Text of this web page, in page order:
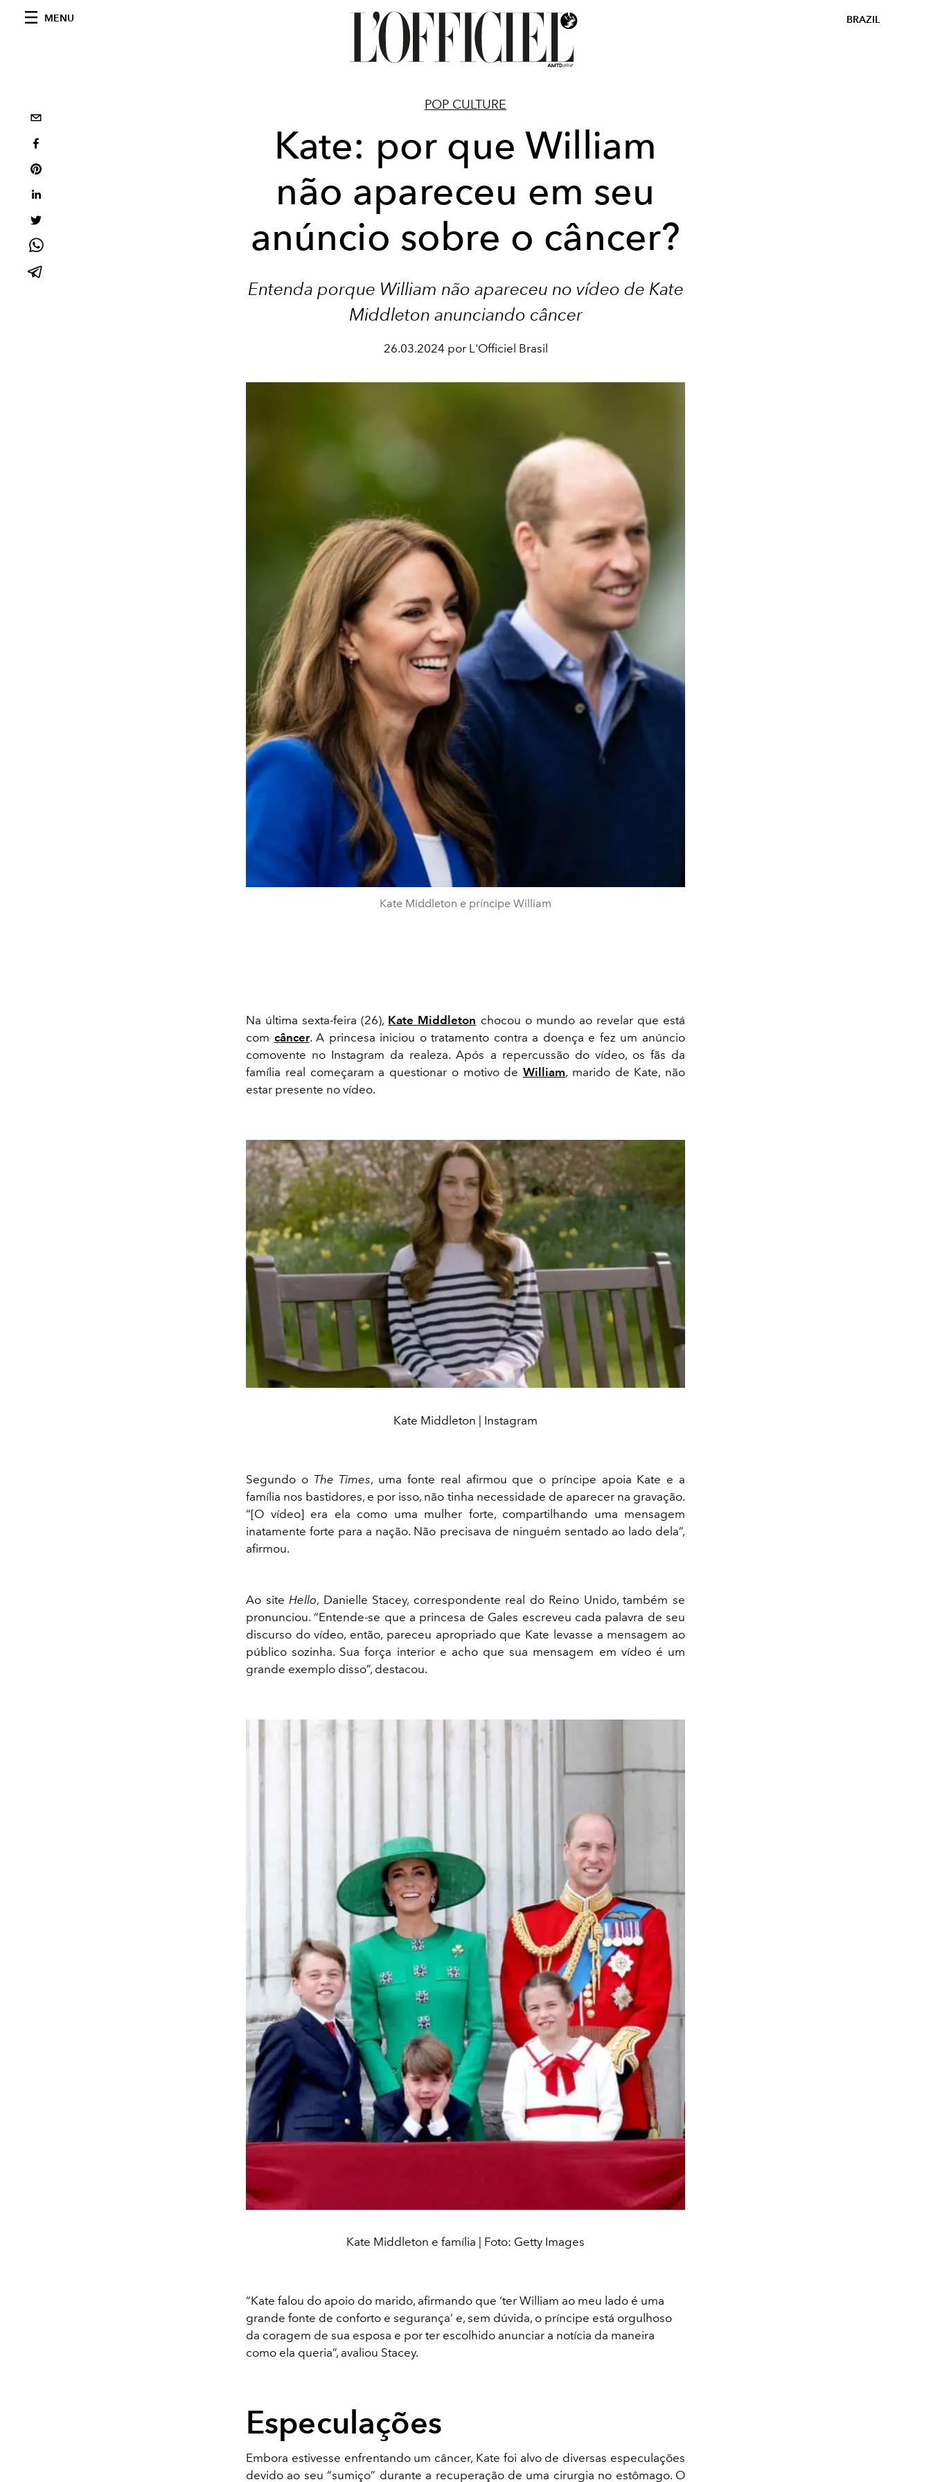
MENU BRAZIL
POP CULTURE
Kate: por que William
não apareceu em seu
anúncio sobre o câncer?
Entenda porque William não apareceu no vídeo de Kate
Middleton anunciando câncer
26.03.2024 por L'Officiel Brasil
Kate Middleton e príncipe William
Na última sexta-feira (26), Kate Middleton chocou o mundo ao revelar que está
com câncer. A princesa iniciou o tratamento contra a doença e fez um anúncio
comovente no Instagram da realeza. Após a repercussão do vídeo, os fãs da
família real começaram a questionar o motivo de William, marido de Kate, não
estar presente no vídeo.
Kate Middleton | Instagram
Segundo o The Times, uma fonte real afirmou que o príncipe apoia Kate e a
família nos bastidores, e por isso, não tinha necessidade de aparecer na gravação.
“[O vídeo] era ela como uma mulher forte, compartilhando uma mensagem
inatamente forte para a nação. Não precisava de ninguém sentado ao lado dela”,
afirmou.
Ao site Hello, Danielle Stacey, correspondente real do Reino Unido, também se
pronunciou. “Entende-se que a princesa de Gales escreveu cada palavra de seu
discurso do vídeo, então, pareceu apropriado que Kate levasse a mensagem ao
público sozinha. Sua força interior e acho que sua mensagem em vídeo é um
grande exemplo disso”, destacou.
Kate Middleton e família | Foto: Getty Images
“Kate falou do apoio do marido, afirmando que ‘ter William ao meu lado é uma
grande fonte de conforto e segurança’ e, sem dúvida, o príncipe está orgulhoso
da coragem de sua esposa e por ter escolhido anunciar a notícia da maneira
como ela queria”, avaliou Stacey.
Especulações
Embora estivesse enfrentando um câncer, Kate foi alvo de diversas especulações
devido ao seu “sumiço” durante a recuperação de uma cirurgia no estômago. O